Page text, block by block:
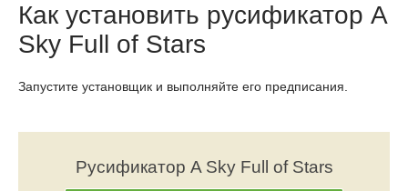
Как установить русификатор A
Sky Full of Stars
Запустите установщик и выполняйте его предписания.
Русификатор A Sky Full of Stars